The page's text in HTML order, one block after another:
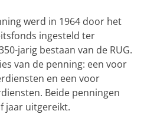
werd in 1964 door het
ingesteld ter
jarig bestaan van de RUG.
van de penning: een voor
en een voor
Beide penningen
jaar uitgereikt.